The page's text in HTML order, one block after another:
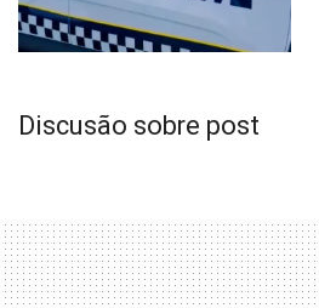
Discusão sobre post